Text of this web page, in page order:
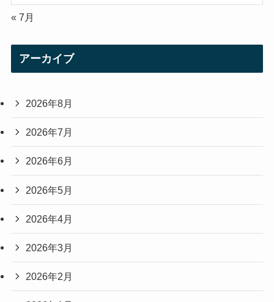
« 7月
アーカイブ
2026年8月
2026年7月
2026年6月
2026年5月
2026年4月
2026年3月
2026年2月